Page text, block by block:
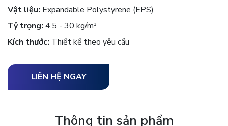
Vật liệu: Expandable Polystyrene (EPS)
Tỷ trọng: 4.5 - 30 kg/m³
Kích thước: Thiết kế theo yêu cầu
LIÊN HỆ NGAY
Thông tin sản phẩm